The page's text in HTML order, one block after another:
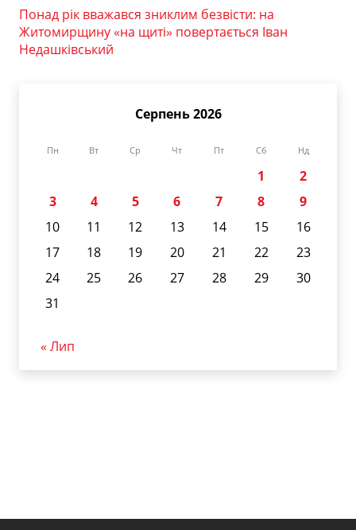
Понад рік вважався зниклим безвісти: на
Житомирщину «на щиті» повертається Іван
Недашківський
Серпень 2026
Пн Вт Ср Чт Пт Сб Нд
1
2
3
4 5 6 7 8
9
10
11 12 13 14 15
16
17
18 19 20 21 22
23
24
25 26 27 28 29
30
31
« Лип